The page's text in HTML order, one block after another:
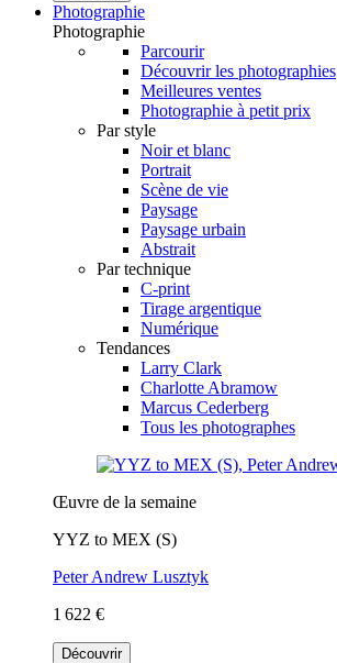
Photographie
Photographie
Parcourir
Découvrir les photographies
Meilleures ventes
Photographie à petit prix
Par style
Noir et blanc
Portrait
Scène de vie
Paysage
Paysage urbain
Abstrait
Par technique
C-print
Tirage argentique
Numérique
Tendances
Larry Clark
Charlotte Abramow
Marcus Cederberg
Tous les photographes
Œuvre de la semaine
YYZ to MEX (S)
Peter Andrew Lusztyk
1 622 €
Découvrir